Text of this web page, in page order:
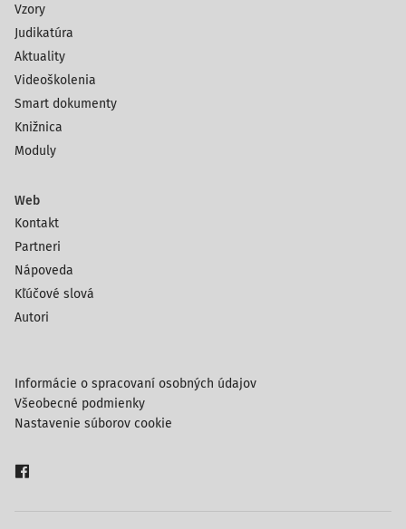
Vzory
Judikatúra
Aktuality
Videoškolenia
Smart dokumenty
Knižnica
Moduly
Web
Kontakt
Partneri
Nápoveda
Kľúčové slová
Autori
Informácie o spracovaní osobných údajov
Všeobecné podmienky
Nastavenie súborov cookie